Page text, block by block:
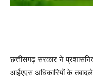
छत्तीसगढ़ सरकार ने
आईएएस अधिकारियों के